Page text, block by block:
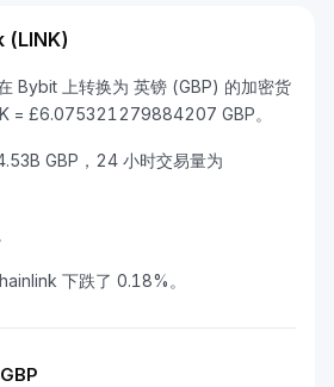
(LINK)
Bybit 上转换为 英镑 (GBP) 的加密货
= £6.075321279884207 GBP。
GBP，24 小时交易量为
下跌了 0.18%。